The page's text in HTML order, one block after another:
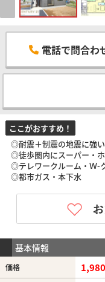
電話で問合わ
ここがおすすめ！
◎耐震＋制震の地震に強い
◎徒歩圏内にスーパー・
◎テレワークルーム・Ｗ-
◎都市ガス・本下水
基本情報
価格